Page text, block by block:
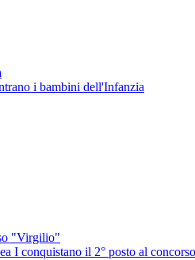
i bambini dell'Infanzia
"Virgilio"
I conquistano il 2° posto al